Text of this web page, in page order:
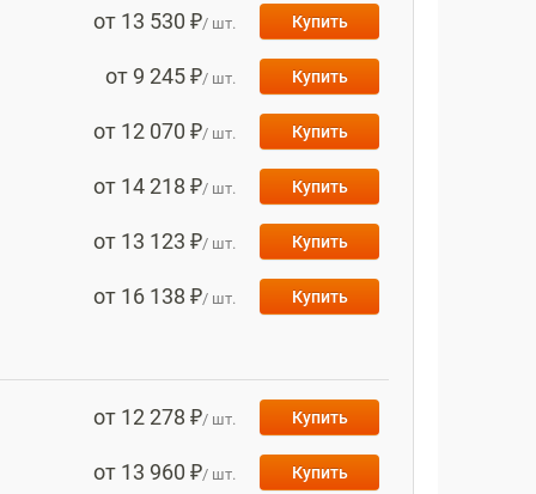
от 13 530 ₽/ шт. Купить
от 9 245 ₽/ шт. Купить
от 12 070 ₽/ шт. Купить
от 14 218 ₽/ шт. Купить
от 13 123 ₽/ шт. Купить
от 16 138 ₽/ шт. Купить
от 12 278 ₽/ шт. Купить
от 13 960 ₽/ шт. Купить